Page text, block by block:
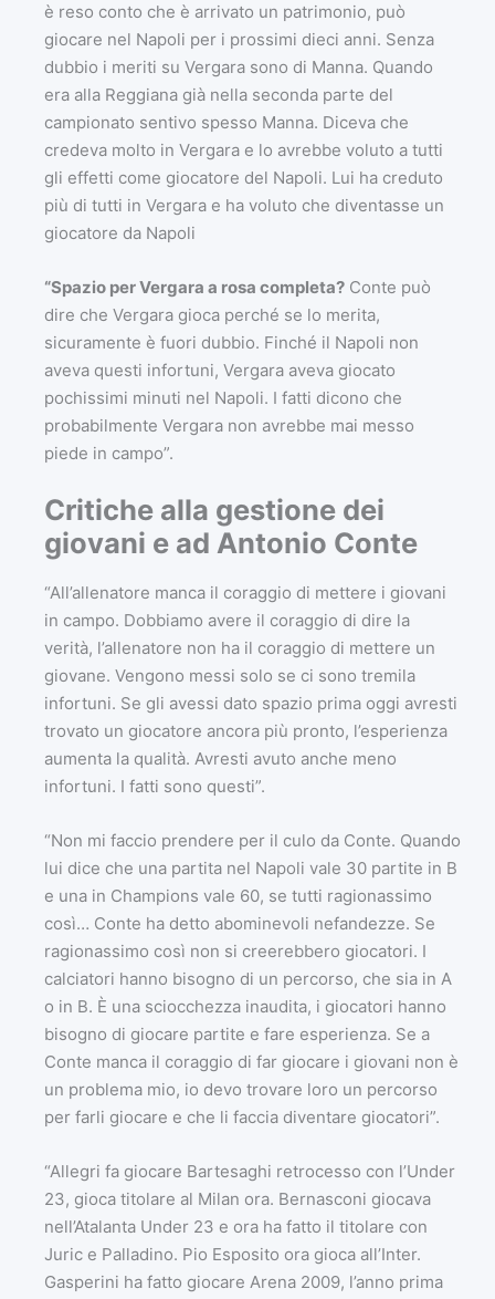
è reso conto che è arrivato un patrimonio, può
giocare nel Napoli per i prossimi dieci anni. Senza
dubbio i meriti su Vergara sono di Manna. Quando
era alla Reggiana già nella seconda parte del
campionato sentivo spesso Manna. Diceva che
credeva molto in Vergara e lo avrebbe voluto a tutti
gli effetti come giocatore del Napoli. Lui ha creduto
più di tutti in Vergara e ha voluto che diventasse un
giocatore da Napoli
“Spazio per Vergara a rosa completa? Conte può
dire che Vergara gioca perché se lo merita,
sicuramente è fuori dubbio. Finché il Napoli non
aveva questi infortuni, Vergara aveva giocato
pochissimi minuti nel Napoli. I fatti dicono che
probabilmente Vergara non avrebbe mai messo
piede in campo”.
Critiche alla gestione dei
giovani e ad Antonio Conte
“All’allenatore manca il coraggio di mettere i giovani
in campo. Dobbiamo avere il coraggio di dire la
verità, l’allenatore non ha il coraggio di mettere un
giovane. Vengono messi solo se ci sono tremila
infortuni. Se gli avessi dato spazio prima oggi avresti
trovato un giocatore ancora più pronto, l’esperienza
aumenta la qualità. Avresti avuto anche meno
infortuni. I fatti sono questi”.
“Non mi faccio prendere per il culo da Conte. Quando
lui dice che una partita nel Napoli vale 30 partite in B
e una in Champions vale 60, se tutti ragionassimo
così… Conte ha detto abominevoli nefandezze. Se
ragionassimo così non si creerebbero giocatori. I
calciatori hanno bisogno di un percorso, che sia in A
o in B. È una sciocchezza inaudita, i giocatori hanno
bisogno di giocare partite e fare esperienza. Se a
Conte manca il coraggio di far giocare i giovani non è
un problema mio, io devo trovare loro un percorso
per farli giocare e che li faccia diventare giocatori”.
“Allegri fa giocare Bartesaghi retrocesso con l’Under
23, gioca titolare al Milan ora. Bernasconi giocava
nell’Atalanta Under 23 e ora ha fatto il titolare con
Juric e Palladino. Pio Esposito ora gioca all’Inter.
Gasperini ha fatto giocare Arena 2009, l’anno prima